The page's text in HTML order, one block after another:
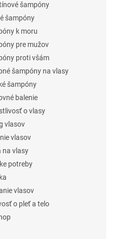
šampóny
šampóny
k moru
pre mužov
proti všám
šampóny na vlasy
šampóny
balenie
o vlasy
vlasov
vlasov
na vlasy
potreby
vlasov
o pleť a telo